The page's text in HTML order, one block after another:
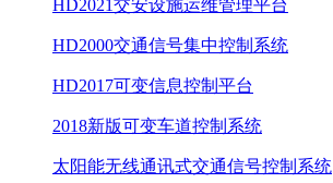
HD2021交安设施运维管理平台
HD2000交通信号集中控制系统
HD2017可变信息控制平台
2018新版可变车道控制系统
太阳能无线通讯式交通信号控制系统